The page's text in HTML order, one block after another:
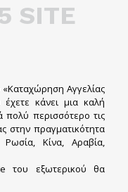
SITE
Αγγελίας
κάνει μια καλή
πολύ περισσότερο τις
στην πραγματικότητα
Κίνα, Αραβία,
του εξωτερικού θα